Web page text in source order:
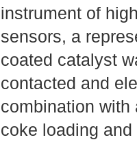
instrument of
sensors, a
coated catalyst
contacted and
combination with
coke loading